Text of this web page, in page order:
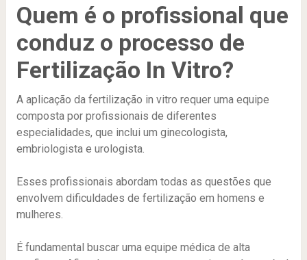
Quem é o profissional que
conduz o processo de
Fertilização In Vitro?
A aplicação da fertilização in vitro requer uma equipe
composta por profissionais de diferentes
especialidades, que inclui um ginecologista,
embriologista e urologista.
Esses profissionais abordam todas as questões que
envolvem dificuldades de fertilização em homens e
mulheres.
É fundamental buscar uma equipe médica de alta